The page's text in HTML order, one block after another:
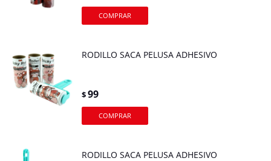
RODILLO SACA PELUSA ADHESIVO
$99
RODILLO SACA PELUSA ADHESIVO